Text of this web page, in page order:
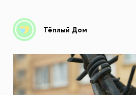
Тёплый Дом